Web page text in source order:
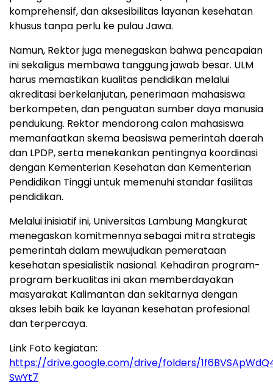
komprehensif, dan aksesibilitas layanan kesehatan
khusus tanpa perlu ke pulau Jawa.
Namun, Rektor juga menegaskan bahwa pencapaian
ini sekaligus membawa tanggung jawab besar. ULM
harus memastikan kualitas pendidikan melalui
akreditasi berkelanjutan, penerimaan mahasiswa
berkompeten, dan penguatan sumber daya manusia
pendukung. Rektor mendorong calon mahasiswa
memanfaatkan skema beasiswa pemerintah daerah
dan LPDP, serta menekankan pentingnya koordinasi
dengan Kementerian Kesehatan dan Kementerian
Pendidikan Tinggi untuk memenuhi standar fasilitas
pendidikan.
Melalui inisiatif ini, Universitas Lambung Mangkurat
menegaskan komitmennya sebagai mitra strategis
pemerintah dalam mewujudkan pemerataan
kesehatan spesialistik nasional. Kehadiran program-
program berkualitas ini akan memberdayakan
masyarakat Kalimantan dan sekitarnya dengan
akses lebih baik ke layanan kesehatan profesional
dan terpercaya.
Link Foto kegiatan:
https://drive.google.com/drive/folders/
SwYt7